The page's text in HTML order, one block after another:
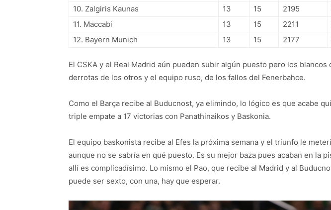
10. Zalgiris Kaunas
13 15 2195
11. Maccabi
13 15 2211
12. Bayern Munich
13 15 2177
El CSKA y el Real Madrid aún pueden subir algún puesto pero los blancos
derrotas de los otros y el equipo ruso, de los fallos del Fenerbahce.
Como el Barça recibe al Buducnost, ya elimindo, lo lógico es que acabe
triple empate a 17 victorias con Panathinaikos y Baskonia.
El equipo baskonista recibe al Efes la próxima semana y el triunfo le
aunque no se sabría en qué puesto. Es su mejor baza pues acaban en la
allí es complicadísimo. Lo mismo el Pao, que recibe al Madrid y al
puede ser sexto, con una, hay que esperar.